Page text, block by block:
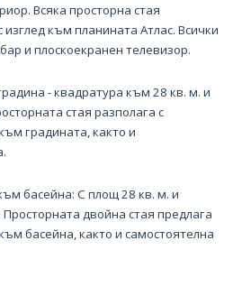
Всяка просторна стая
изглед към планината Атлас. Всички
и плоскоекранен телевизор.
- квадратура към 28 кв. м. и
стая разполага с
градината, както и
басейна: С площ 28 кв. м. и
двойна стая предлага
басейна, както и самостоятелна